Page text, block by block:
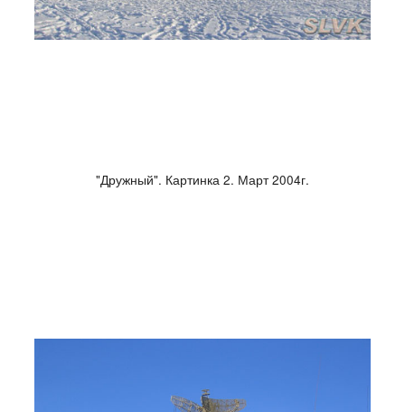
"Дружный". Картинка 2. Март 2004г.